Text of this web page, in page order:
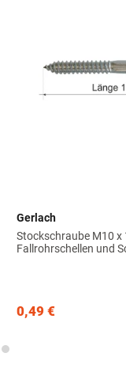
Gerlach
Stockschraube M10
Fallrohrschellen und
0,49 €